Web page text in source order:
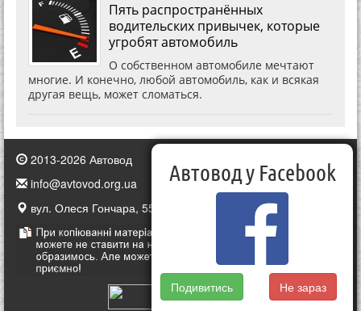
Пять распространённых
водительских привычек, которые
угробят автомобиль
О собственном автомобиле мечтают
многие. И конечно, любой автомобиль, как и всякая
другая вещь, может сломаться.
2013-2026 Автовод
info@avtovod.org.ua
вул. Олеся Гончара, 55, Київ, Україна
Автовод у Facebook
Подивитись Не зараз